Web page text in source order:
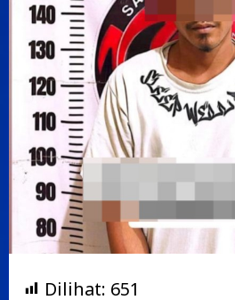
Dilihat: 651